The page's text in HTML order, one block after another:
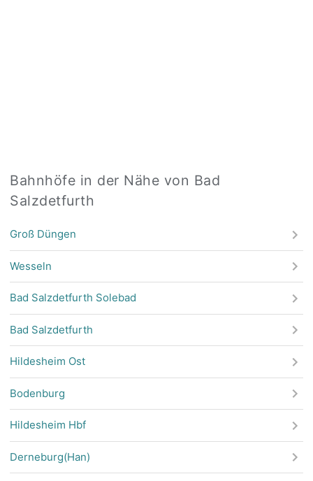
Bahnhöfe in der Nähe von Bad
Salzdetfurth
Groß Düngen
Wesseln
Bad Salzdetfurth Solebad
Bad Salzdetfurth
Hildesheim Ost
Bodenburg
Hildesheim Hbf
Derneburg(Han)